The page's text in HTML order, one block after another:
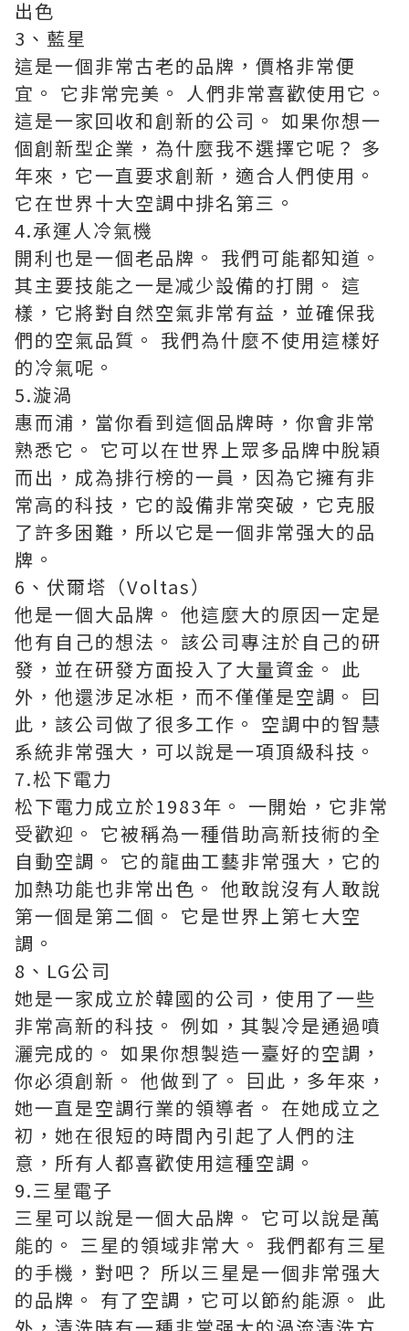
出色
3、藍星
這是一個非常古老的品牌，價格非常便
宜。 它非常完美。 人們非常喜歡使用它。
這是一家回收和創新的公司。 如果你想一
個創新型企業，為什麼我不選擇它呢？ 多
年來，它一直要求創新，適合人們使用。
它在世界十大空調中排名第三。
4.承運人冷氣機
開利也是一個老品牌。 我們可能都知道。
其主要技能之一是减少設備的打開。 這
樣，它將對自然空氣非常有益，並確保我
們的空氣品質。 我們為什麼不使用這樣好
的冷氣呢。
5.漩渦
惠而浦，當你看到這個品牌時，你會非常
熟悉它。 它可以在世界上眾多品牌中脫穎
而出，成為排行榜的一員，因為它擁有非
常高的科技，它的設備非常突破，它克服
了許多困難，所以它是一個非常强大的品
牌。
6、伏爾塔（Voltas）
他是一個大品牌。 他這麼大的原因一定是
他有自己的想法。 該公司專注於自己的研
發，並在研發方面投入了大量資金。 此
外，他還涉足冰柜，而不僅僅是空調。 囙
此，該公司做了很多工作。 空調中的智慧
系統非常强大，可以說是一項頂級科技。
7.松下電力
松下電力成立於1983年。 一開始，它非常
受歡迎。 它被稱為一種借助高新技術的全
自動空調。 它的龍曲工藝非常强大，它的
加熱功能也非常出色。 他敢說沒有人敢說
第一個是第二個。 它是世界上第七大空
調。
8、LG公司
她是一家成立於韓國的公司，使用了一些
非常高新的科技。 例如，其製冷是通過噴
灑完成的。 如果你想製造一臺好的空調，
你必須創新。 他做到了。 囙此，多年來，
她一直是空調行業的領導者。 在她成立之
初，她在很短的時間內引起了人們的注
意，所有人都喜歡使用這種空調。
9.三星電子
三星可以說是一個大品牌。 它可以說是萬
能的。 三星的領域非常大。 我們都有三星
的手機，對吧？ 所以三星是一個非常强大
的品牌。 有了空調，它可以節約能源。 此